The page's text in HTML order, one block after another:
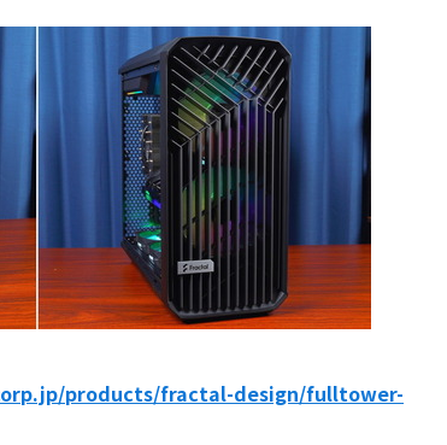
products/fractal-design/fulltower-